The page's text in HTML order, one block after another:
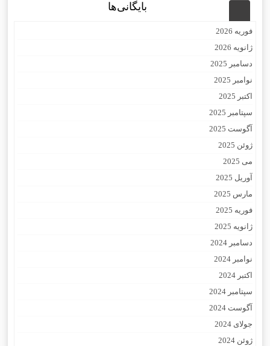
بایگانی‌ها
فوریه 2026
ژانویه 2026
دسامبر 2025
نوامبر 2025
اکتبر 2025
سپتامبر 2025
آگوست 2025
ژوئن 2025
می 2025
آوریل 2025
مارس 2025
فوریه 2025
ژانویه 2025
دسامبر 2024
نوامبر 2024
اکتبر 2024
سپتامبر 2024
آگوست 2024
جولای 2024
ژوئن 2024